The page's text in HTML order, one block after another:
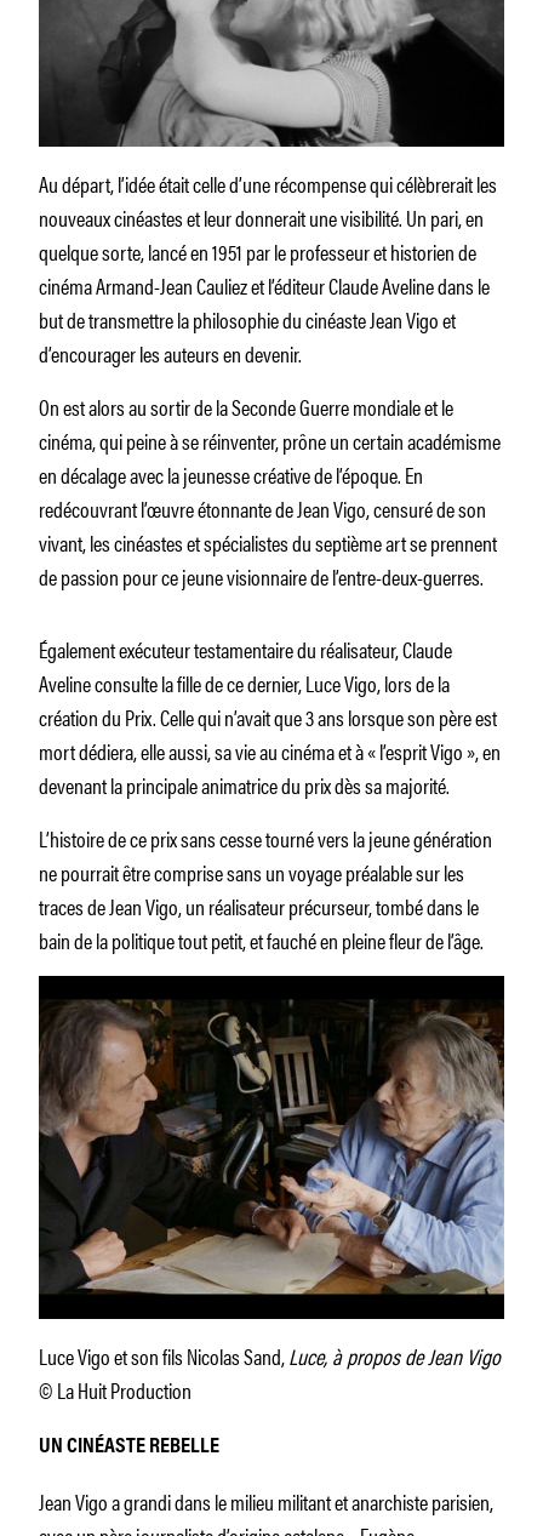
Au départ, l’idée était celle d’une récompense qui célèbrerait les
nouveaux cinéastes et leur donnerait une visibilité. Un pari, en
quelque sorte, lancé en 1951 par le professeur et historien de
cinéma Armand-Jean Cauliez et l’éditeur Claude Aveline dans le
but de transmettre la philosophie du cinéaste Jean Vigo et
d’encourager les auteurs en devenir.
On est alors au sortir de la Seconde Guerre mondiale et le
cinéma, qui peine à se réinventer, prône un certain académisme
en décalage avec la jeunesse créative de l’époque. En
redécouvrant l’œuvre étonnante de Jean Vigo, censuré de son
vivant, les cinéastes et spécialistes du septième art se prennent
de passion pour ce jeune visionnaire de l’entre-deux-guerres.
Également exécuteur testamentaire du réalisateur, Claude
Aveline consulte la fille de ce dernier, Luce Vigo, lors de la
création du Prix. Celle qui n’avait que 3 ans lorsque son père est
mort dédiera, elle aussi, sa vie au cinéma et à « l’esprit Vigo », en
devenant la principale animatrice du prix dès sa majorité.
L’histoire de ce prix sans cesse tourné vers la jeune génération
ne pourrait être comprise sans un voyage préalable sur les
traces de Jean Vigo, un réalisateur précurseur, tombé dans le
bain de la politique tout petit, et fauché en pleine fleur de l’âge.
Luce Vigo et son fils Nicolas Sand,Luce, à propos de Jean Vigo
© La Huit Production
UN CINÉASTE REBELLE
Jean Vigo a grandi dans le milieu militant et anarchiste parisien,